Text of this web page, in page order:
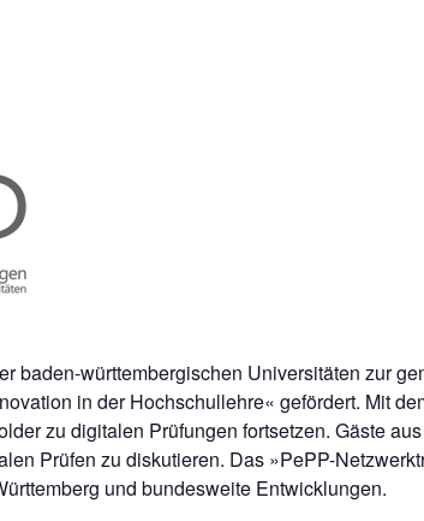
baden-württembergischen Universitäten zur
in der Hochschullehre« gefördert. Mit
zu digitalen Prüfungen fortsetzen. Gäste
Prüfen zu diskutieren. Das »PePP-
und bundesweite Entwicklungen.